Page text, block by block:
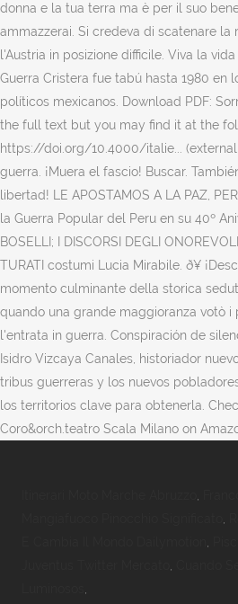
donna e la tua terra ma è per il suo
ammazzerai. Si credeva di scatenare la
l'Austria in posizione difficile. Viva la
Guerra Cristera fue tabú hasta 1980 en
políticos mexicanos. Download PDF:
the full text but you may find it at the
https://doi.org/10.4000/italie... (external
guerra. ¡Muera el fascio! Buscar.
libertad! LE APOSTAMOS A LA PAZ,
la Guerra Popular del Peru en su 40º
BOSELLI; I DISCORSI DEGLI
TURATI costumi Lucia Mirabile. ð¥
momento culminante della storica
quando una grande maggioranza votò i
l'entrata in guerra. Conspiración de
Isidro Vizcaya Canales, historiador
tribus guerreras y los nuevos
los territorios clave para obtenerla.
Coro&orch.teatro Scala Milano on